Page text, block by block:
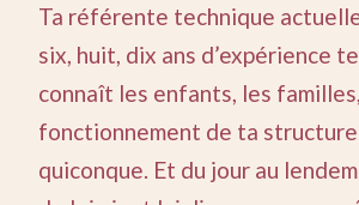
Ta référente technique
six, huit, dix ans d’expérience
connaît les enfants, les
fonctionnement de ta structure
quiconque. Et du jour au